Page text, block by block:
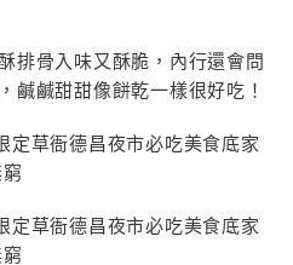
排骨入味又酥脆，內行還會問
鹹鹹甜甜像餅乾一樣很好吃！